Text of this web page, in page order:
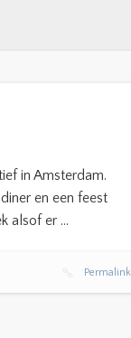
in Amsterdam.
en een feest
alsof er …
Permalink